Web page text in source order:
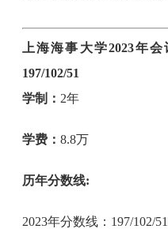
上海海事大学2023年
197/102/51
学制： 2年
学费：8.8万
历年分数线:
2023年分数线：197/102/51